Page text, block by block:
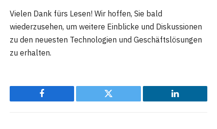
Vielen Dank fürs Lesen! Wir hoffen, Sie bald
wiederzusehen, um weitere Einblicke und Diskussionen
zu den neuesten Technologien und Geschäftslösungen
zu erhalten.
Facebook Twitter LinkedIn